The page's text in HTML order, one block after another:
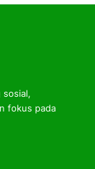
sosial,
fokus pada